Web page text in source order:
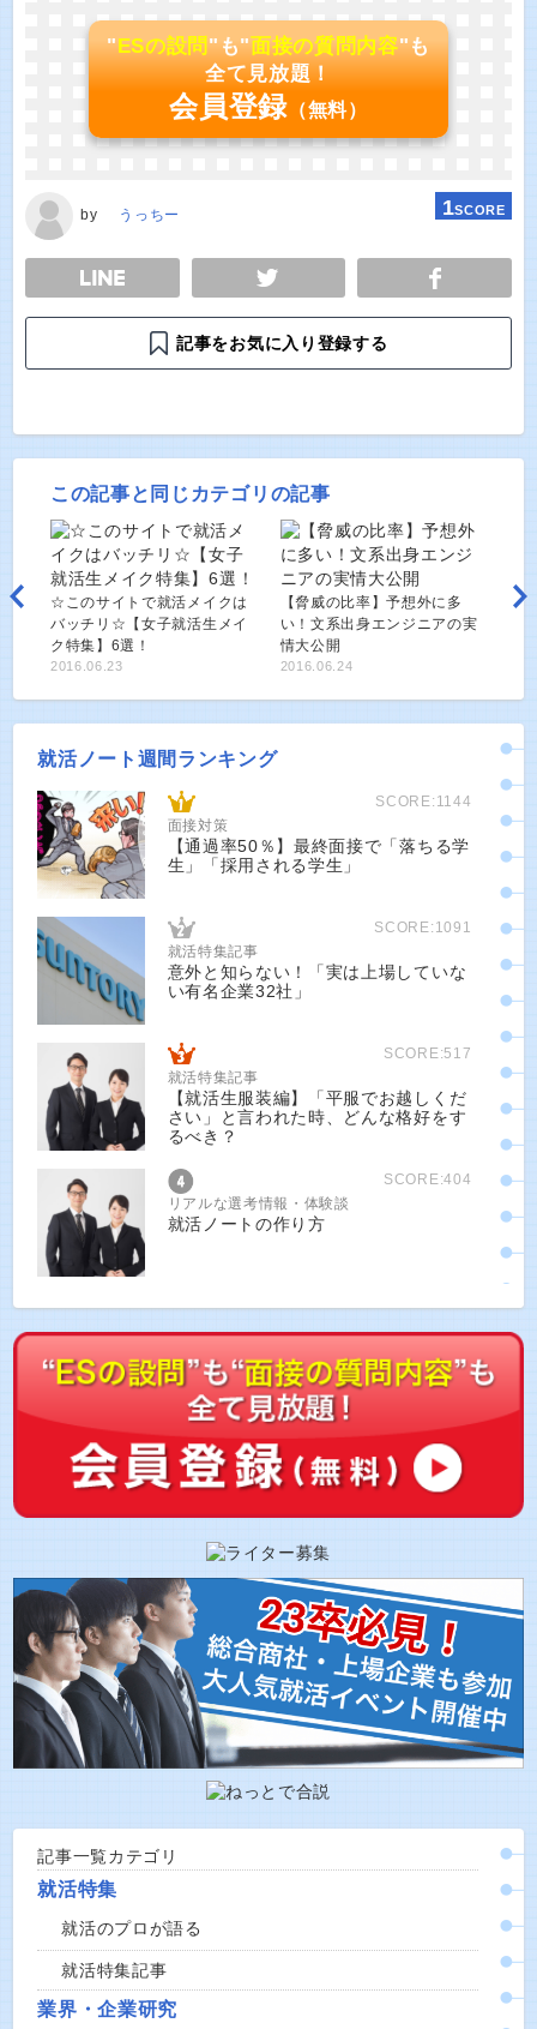
"ESの設問"も"面接の質問内容"も
全て見放題！
会員登録 （無料）
by うっちー 1SCORE
TWEET
記事をお気に入り登録する
この記事と同じカテゴリの記事
☆このサイトで就活メイクは
バッチリ☆【女子就活生メイ
ク特集】6選！
2016.06.23
【脅威の比率】予想外に多
い！文系出身エンジニアの実
情大公開
2016.06.24
就活ノート週間ランキング
SCORE:1144
面接対策
【通過率50％】最終面接で「落ちる学
生」「採用される学生」
SCORE:1091
就活特集記事
意外と知らない！「実は上場していな
い有名企業32社」
SCORE:517
就活特集記事
【就活生服装編】「平服でお越しくだ
さい」と言われた時、どんな格好をす
るべき？
SCORE:404
リアルな選考情報・体験談
就活ノートの作り方
記事一覧カテゴリ
就活特集
就活のプロが語る
就活特集記事
業界・企業研究